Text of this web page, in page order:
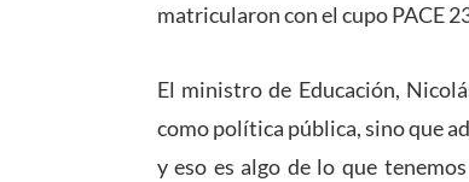
matricularon con el cupo PACE
El ministro de Educación,
como política pública, sino que
y eso es algo de lo que